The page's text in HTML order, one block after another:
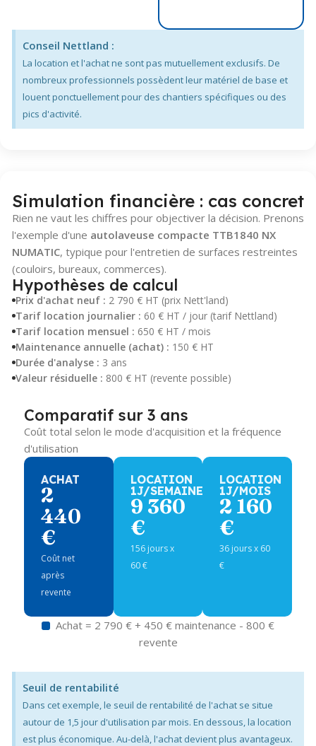
Conseil Nettland :
La location et l'achat ne sont pas mutuellement exclusifs. De
nombreux professionnels possèdent leur matériel de base et
louent ponctuellement pour des chantiers spécifiques ou des
pics d'activité.
Simulation financière : cas concret
Rien ne vaut les chiffres pour objectiver la décision. Prenons
l'exemple d'une autolaveuse compacte TTB1840 NX
NUMATIC, typique pour l'entretien de surfaces restreintes
(couloirs, bureaux, commerces).
Hypothèses de calcul
Prix d'achat neuf : 2 790 € HT (prix Nett'land)
Tarif location journalier : 60 € HT / jour (tarif Nettland)
Tarif location mensuel : 650 € HT / mois
Maintenance annuelle (achat) : 150 € HT
Durée d'analyse : 3 ans
Valeur résiduelle : 800 € HT (revente possible)
Comparatif sur 3 ans
Coût total selon le mode d'acquisition et la fréquence
d'utilisation
ACHAT
2
440
€
Coût net
après
revente
LOCATION
1J/SEMAINE
9 360
€
156 jours x
60 €
LOCATION
1J/MOIS
2 160
€
36 jours x 60
€
Achat = 2 790 € + 450 € maintenance - 800 €
revente
Seuil de rentabilité
Dans cet exemple, le seuil de rentabilité de l'achat se situe
autour de 1,5 jour d'utilisation par mois. En dessous, la location
est plus économique. Au-delà, l'achat devient plus avantageux.